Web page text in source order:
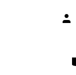
van